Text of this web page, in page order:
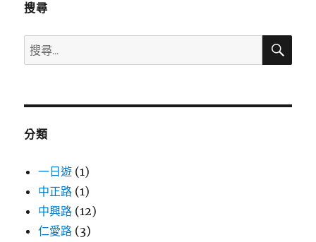
搜尋
搜
尋
鍵
搜
分類
一日遊 (1)
中正路 (1)
中興路 (12)
仁愛路 (3)